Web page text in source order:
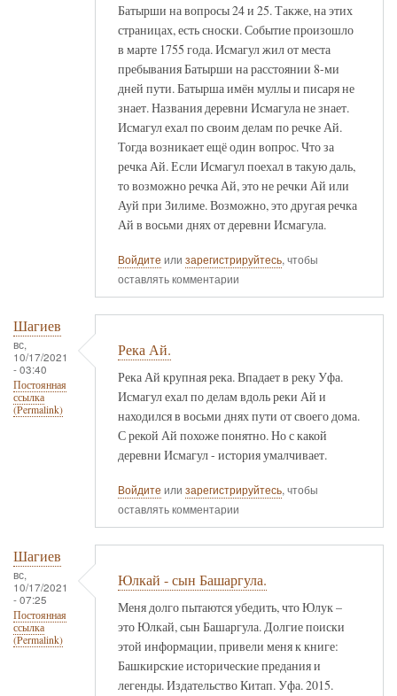
Батырши на вопросы 24 и 25. Также, на этих
страницах, есть сноски. Событие произошло
в марте 1755 года. Исмагул жил от места
пребывания Батырши на расстоянии 8-ми
дней пути. Батырша имён муллы и писаря не
знает. Названия деревни Исмагула не знает.
Исмагул ехал по своим делам по речке Ай.
Тогда возникает ещё один вопрос. Что за
речка Ай. Если Исмагул поехал в такую даль,
то возможно речка Ай, это не речки Ай или
Ауй при Зилиме. Возможно, это другая речка
Ай в восьми днях от деревни Исмагула.
Войдите или зарегистрируйтесь, чтобы
оставлять комментарии
Шагиев
вс,
10/17/2021
- 03:40
Постоянная
ссылка
(Permalink)
Река Ай.
Река Ай крупная река. Впадает в реку Уфа.
Исмагул ехал по делам вдоль реки Ай и
находился в восьми днях пути от своего дома.
С рекой Ай похоже понятно. Но с какой
деревни Исмагул - история умалчивает.
Войдите или зарегистрируйтесь, чтобы
оставлять комментарии
Шагиев
вс,
10/17/2021
- 07:25
Постоянная
ссылка
(Permalink)
Юлкай - сын Башаргула.
Меня долго пытаются убедить, что Юлук –
это Юлкай, сын Башаргула. Долгие поиски
этой информации, привели меня к книге:
Башкирские исторические предания и
легенды. Издательство Китап. Уфа. 2015.